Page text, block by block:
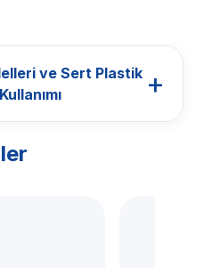
ve Sert Plastik +